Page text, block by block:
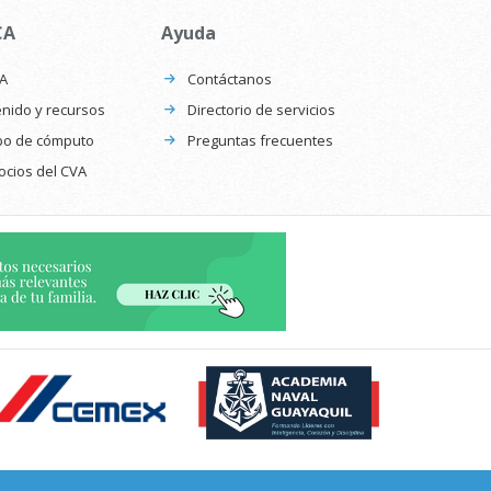
y recursos
de cómputo
del CVA
Ayuda
Contáctanos
Directorio de servicios
Preguntas frecuentes